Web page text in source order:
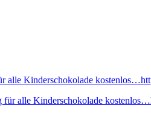
alle Kinderschokolade
für alle Kinderschokolade